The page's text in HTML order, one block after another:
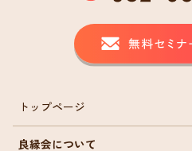
トップページ
良縁会について